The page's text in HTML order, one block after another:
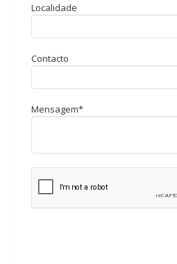
Localidade
Contacto
Mensagem*